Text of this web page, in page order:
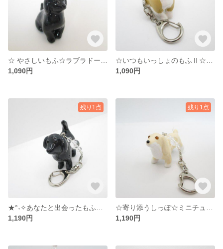
1,090円
1,090円
残り1点
1,190円
残り1点
1,190円